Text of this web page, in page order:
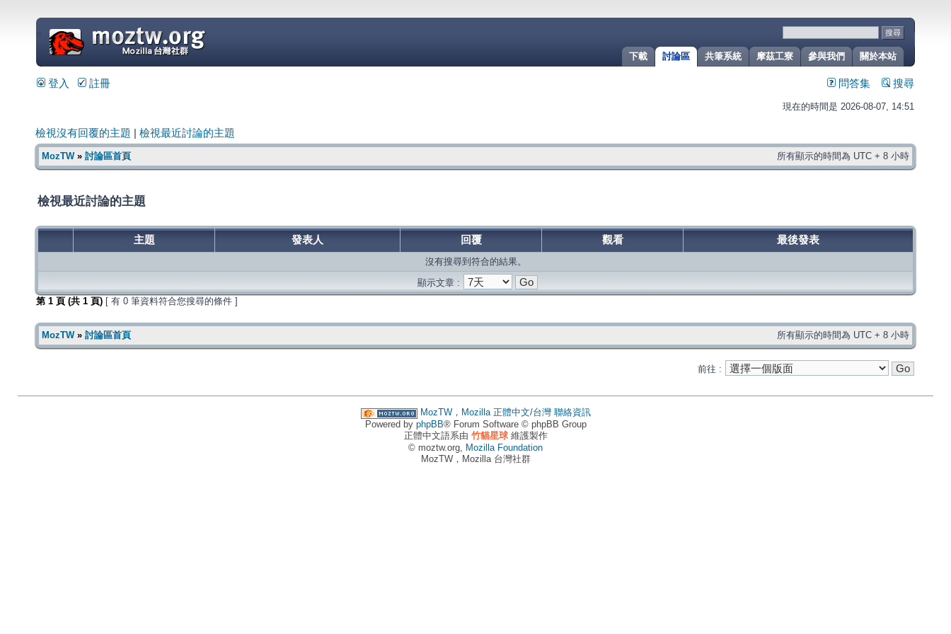
關於本站
參與我們
摩茲工寮
共筆系統
討論區
下載
=
登入 註冊 問答集 搜尋
現在的時間是 2026-08-07, 14:51
檢視沒有回覆的主題 檢視最近討論的主題
MozTW» 討論區首頁 所有顯示的時間為 UTC + 8 小時
檢視最近討論的主題
主題 發表人 回覆 觀看 最後發表
沒有搜尋到符合的結果。
顯示文章 :
第 1 頁 (共 1 頁) [ 有 0 筆資料符合您搜尋的條件 ]
MozTW» 討論區首頁 所有顯示的時間為 UTC + 8 小時
前往 :
MozTW，Mozilla 正體中文/台灣 聯絡資訊
Powered by phpBB® Forum Software © phpBB Group
正體中文語系由 竹貓星球維護製作
© moztw.org, Mozilla Foundation
MozTW，Mozilla 台灣社群